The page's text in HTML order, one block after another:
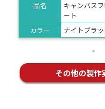
品名
キャンバス
ート
カラー
ナイトブラッ
その他の製作